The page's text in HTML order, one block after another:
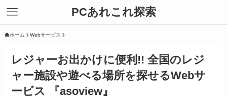
PCあれこれ探索
ホーム Webサービス
レジャーお出かけに便利!! 全国のレジ
ャー施設や遊べる場所を探せるWebサ
ービス 『asoview』